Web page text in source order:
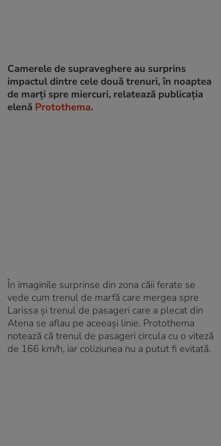
Camerele de supraveghere au surprins
impactul dintre cele două trenuri, în noaptea
de marți spre miercuri, relatează publicația
elenă Protothema.
În imaginile surprinse din zona căii ferate se
vede cum trenul de marfă care mergea spre
Larissa și trenul de pasageri care a plecat din
Atena se aflau pe aceeași linie. Protothema
notează că trenul de pasageri circula cu o viteză
de 166 km/h, iar coliziunea nu a putut fi evitată.